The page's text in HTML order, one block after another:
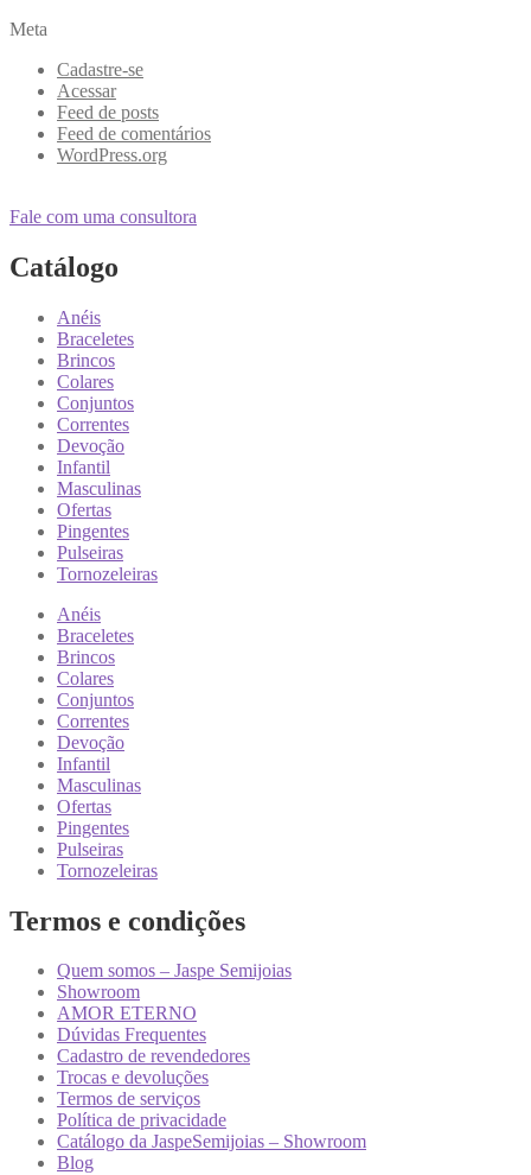
Meta
Cadastre-se
Acessar
Feed de posts
Feed de comentários
WordPress.org
Fale com uma consultora
Catálogo
Anéis
Braceletes
Brincos
Colares
Conjuntos
Correntes
Devoção
Infantil
Masculinas
Ofertas
Pingentes
Pulseiras
Tornozeleiras
Anéis
Braceletes
Brincos
Colares
Conjuntos
Correntes
Devoção
Infantil
Masculinas
Ofertas
Pingentes
Pulseiras
Tornozeleiras
Termos e condições
Quem somos – Jaspe Semijoias
Showroom
AMOR ETERNO
Dúvidas Frequentes
Cadastro de revendedores
Trocas e devoluções
Termos de serviços
Política de privacidade
Catálogo da JaspeSemijoias – Showroom
Blog